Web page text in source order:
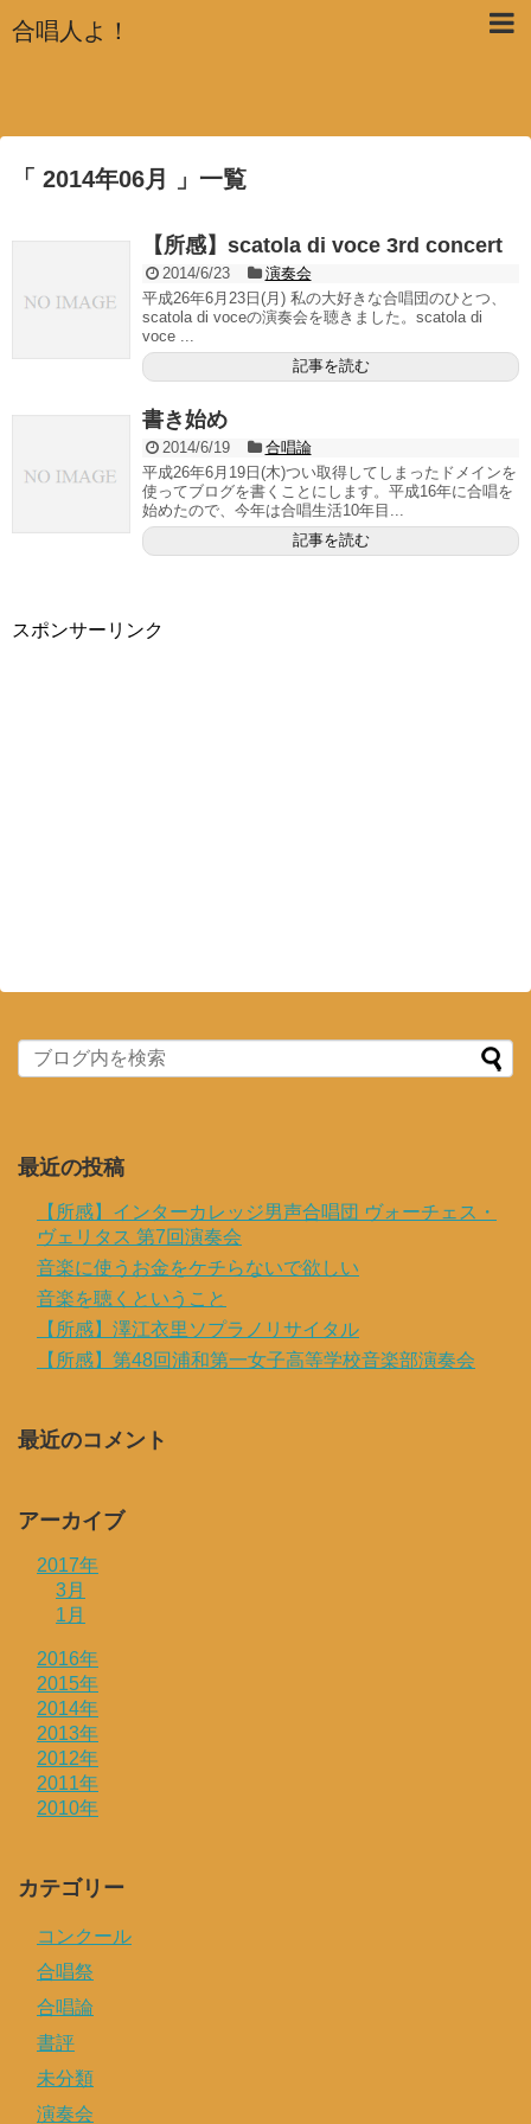
合唱人よ！
「 2014年06月 」一覧
【所感】scatola di voce 3rd concert
2014/6/23
演奏会
平成26年6月23日(月) 私の大好きな合唱団のひとつ、
scatola di voceの演奏会を聴きました。scatola di
voce ...
記事を読む
書き始め
2014/6/19
合唱論
平成26年6月19日(木)つい取得してしまったドメインを
使ってブログを書くことにします。平成16年に合唱を
始めたので、今年は合唱生活10年目...
記事を読む
スポンサーリンク
最近の投稿
【所感】インターカレッジ男声合唱団 ヴォーチェス・
ヴェリタス 第7回演奏会
音楽に使うお金をケチらないで欲しい
音楽を聴くということ
【所感】澤江衣里ソプラノリサイタル
【所感】第48回浦和第一女子高等学校音楽部演奏会
最近のコメント
アーカイブ
2017年
3月
1月
2016年
2015年
2014年
2013年
2012年
2011年
2010年
カテゴリー
コンクール
合唱祭
合唱論
書評
未分類
演奏会